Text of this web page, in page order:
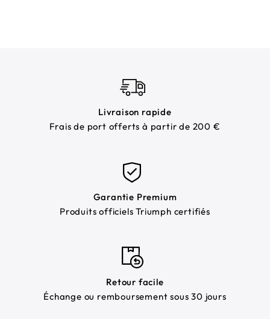
Livraison rapide
Frais de port offerts à partir de 200 €
Garantie Premium
Produits officiels Triumph certifiés
Retour facile
Échange ou remboursement sous 30 jours